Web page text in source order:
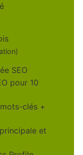
SEO
pour 10
clés +
et